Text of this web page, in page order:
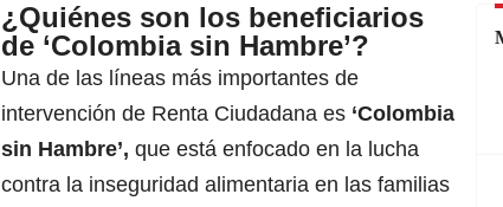
¿Quiénes son los beneficiarios
de ‘Colombia sin Hambre’?
Una de las líneas más importantes de
intervención de Renta Ciudadana es ‘Colombia
sin Hambre’, que está enfocado en la lucha
contra la inseguridad alimentaria en las familias